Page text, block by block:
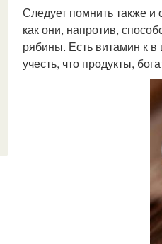
Следует помнить также и
как они, напротив,
рябины. Есть витамин к в
учесть, что продукты,